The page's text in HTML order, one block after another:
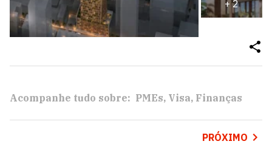
+2
Acompanhe tudo sobre: PMEs Visa Finanças
PRÓXIMO